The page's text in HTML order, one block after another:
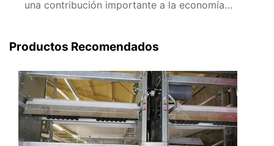
una contribución importante a la economía
Productos Recomendados